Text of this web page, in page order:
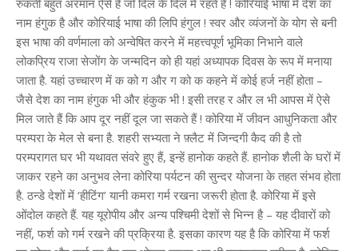
रुकती बहुत अरमान ऐसे हैं जो दिल के दिल में रहते हैं ! कोरियाई भाषा में देश का
नाम हंगुक है और कोरियाई भाषा की लिपि हंगुल ! स्वर और व्यंजनों के योग से बनी
इस भाषा की वर्णमाला को अन्वेषित करने में महत्त्वपूर्ण भूमिका निभाने वाले
लोकप्रिय राजा सेजोंग के जन्मदिन को ही यहां अध्यापक दिवस के रूप में मनाया
जाता है. यहां उच्चारण में क को ग और ग को क कहने में कोई हर्ज नहीं होता –
जैसे देश का नाम हंगुक भी और हंकुक भी ! इसी तरह र और ल भी आपस में ऐसे
मिल जाते हैं कि आप दूर नहीं दूल जा सकते हैं ! कोरिया में जीवन आधुनिकता और
परम्परा के मेल से बना है. शहरी सभ्यता ने फ़्लैट में जिन्दगी कैद की है तो
परम्परागत घर भी यथावत संवरे हुए हैं, इन्हें हानोक कहते हैं. हानोक शैली के घरों में
जाकर रहने का अनुभव लेना कोरिया पर्यटन की सुन्दर योजना के तहत संभव होता
है. ठन्डे देशों में ‘हीटिंग’ यानी कमरा गर्म रखना जरूरी होता है. कोरिया में इसे
ओंदोल कहते हैं. यह यूरोपीय और अन्य पश्चिमी देशों से भिन्न है – यह दीवारों को
नहीं, फर्श को गर्म रखने की प्रक्रिया है. इसका कारण यह है कि कोरिया में फर्श